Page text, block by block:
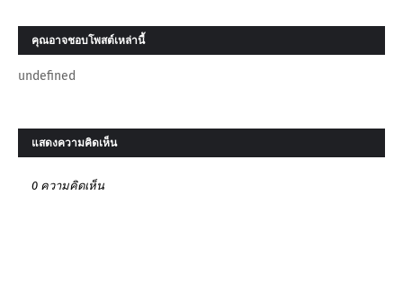
คุณอาจชอบโพสต์เหล่านี้
undefined
แสดงความคิดเห็น
0 ความคิดเห็น